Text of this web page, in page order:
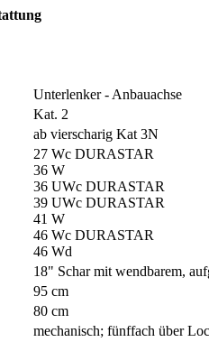
Unterlenker - Anbauachse
Kat. 2
ab vierscharig Kat 3N
27 Wc DURASTAR
36 W
36 UWc DURASTAR
39 UWc DURASTAR
41 W
46 Wc DURASTAR
46 Wd
18" Schar mit wendbarem,
95 cm
80 cm
mechanisch; fünffach über